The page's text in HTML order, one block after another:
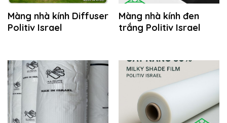
Màng nhà kính Diffuser
Politiv Israel
Màng nhà kính đen
trắng Politiv Israel